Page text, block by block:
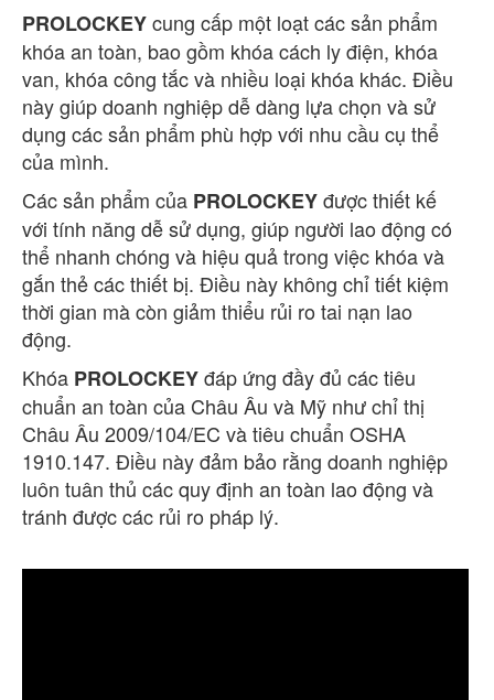
PROLOCKEYcung cấp một loạt các sản phẩm
khóa an toàn, bao gồm khóa cách ly điện, khóa
van, khóa công tắc và nhiều loại khóa khác. Điều
này giúp doanh nghiệp dễ dàng lựa chọn và sử
dụng các sản phẩm phù hợp với nhu cầu cụ thể
của mình.
Các sản phẩm của PROLOCKEYđược thiết kế
với tính năng dễ sử dụng, giúp người lao động có
thể nhanh chóng và hiệu quả trong việc khóa và
gắn thẻ các thiết bị. Điều này không chỉ tiết kiệm
thời gian mà còn giảm thiểu rủi ro tai nạn lao
động.
Khóa PROLOCKEYđáp ứng đầy đủ các tiêu
chuẩn an toàn của Châu Âu và Mỹ như chỉ thị
Châu Âu 2009/104/EC và tiêu chuẩn OSHA
1910.147. Điều này đảm bảo rằng doanh nghiệp
luôn tuân thủ các quy định an toàn lao động và
tránh được các rủi ro pháp lý.